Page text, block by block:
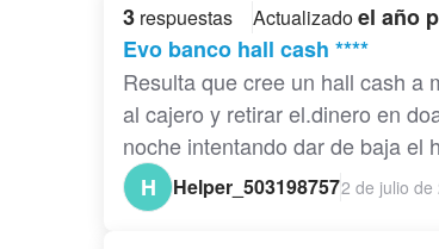
3 respuestas Actualizadoel año
Evo banco hall cash ****
Resulta que cree un hall cash a
al cajero y retirar el.dinero en
noche intentando dar de baja
H
Helper_5031987572 de julio de